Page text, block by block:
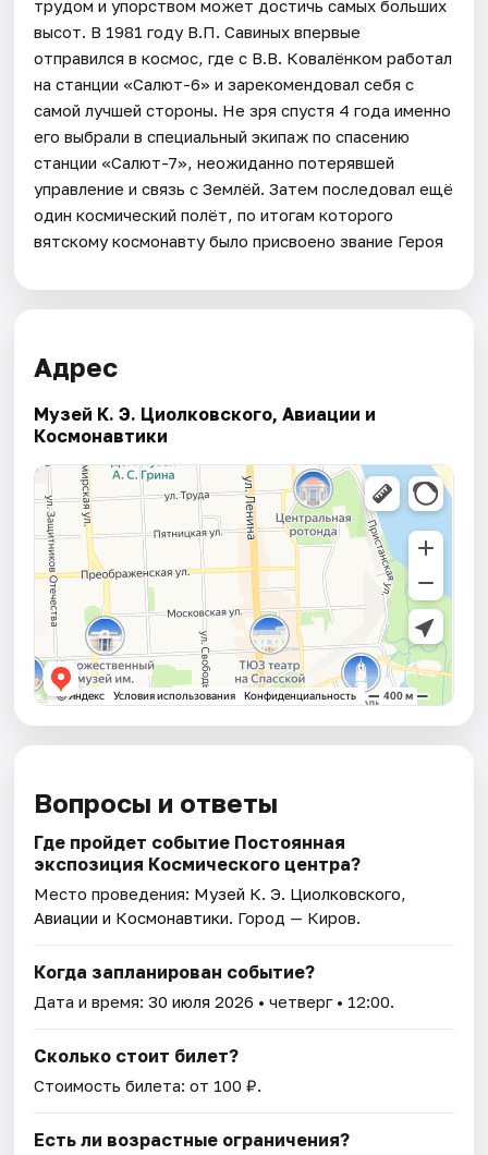
трудом и упорством может достичь самых больших
высот. В 1981 году В.П. Савиных впервые
отправился в космос, где с В.В. Ковалёнком работал
на станции «Салют-6» и зарекомендовал себя с
самой лучшей стороны. Не зря спустя 4 года именно
его выбрали в специальный экипаж по спасению
станции «Салют-7», неожиданно потерявшей
управление и связь с Землёй. Затем последовал ещё
один космический полёт, по итогам которого
вятскому космонавту было присвоено звание Героя
Адрес
Музей К. Э. Циолковского, Авиации и
Космонавтики
Вопросы и ответы
Где пройдет событие Постоянная
экспозиция Космического центра?
Место проведения: Музей К. Э. Циолковского,
Авиации и Космонавтики. Город — Киров.
Когда запланирован событие?
Дата и время:30 июля 2026 • четверг • 12:00.
Сколько стоит билет?
Стоимость билета: от 100 ₽.
Есть ли возрастные ограничения?